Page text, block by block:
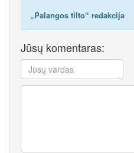
„Palangos tilto“ redakcija
Jūsų komentaras: